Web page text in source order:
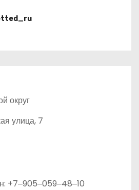
округ
улица, 7
+7‒905‒059‒48‒10